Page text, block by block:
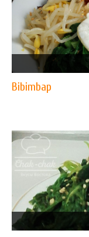
Bibimbap